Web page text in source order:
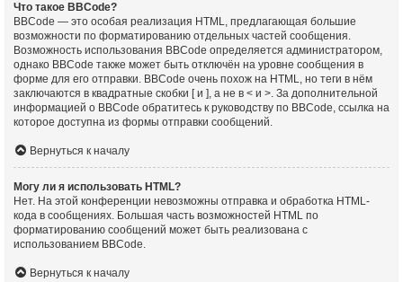
Что такое BBCode?
BBCode — это особая реализация HTML, предлагающая большие
возможности по форматированию отдельных частей сообщения.
Возможность использования BBCode определяется администратором,
однако BBCode также может быть отключён на уровне сообщения в
форме для его отправки. BBCode очень похож на HTML, но теги в нём
заключаются в квадратные скобки [ и ], а не в < и >. За дополнительной
информацией о BBCode обратитесь к руководству по BBCode, ссылка на
которое доступна из формы отправки сообщений.
Вернуться к началу
Могу ли я использовать HTML?
Нет. На этой конференции невозможны отправка и обработка HTML-
кода в сообщениях. Большая часть возможностей HTML по
форматированию сообщений может быть реализована с
использованием BBCode.
Вернуться к началу